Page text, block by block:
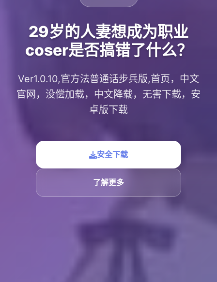
29岁的人妻想成为职业
coser是否搞错了什么？
Ver1.0.10,官方法普通话步兵版,首页，中文
官网，没偿加载，中文降载，无害下载，安
卓版下载
安全下载
了解更多